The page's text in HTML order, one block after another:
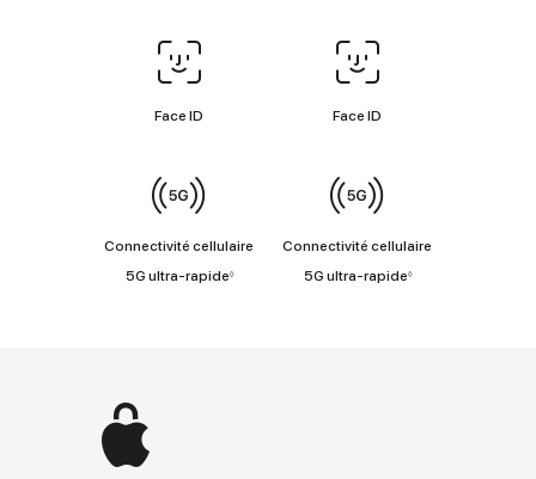
Face ID/Touch ID
Face ID Face ID
Connectivité
cellulaire
Connectivité cellulaire
5G ultra‑rapide◊Renvoi
Connectivité cellulaire
5G ultra‑rapide◊Renvoi